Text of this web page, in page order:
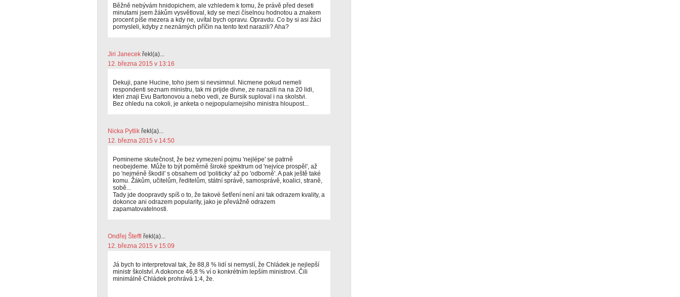
Běžně nebývám hnidopichem, ale vzhledem k tomu, že právě před deseti
minutami jsem žákům vysvětloval, kdy se mezi číselnou hodnotou a znakem
procent píše mezera a kdy ne, uvítal bych opravu. Opravdu. Co by si asi žáci
pomysleli, kdyby z neznámých příčin na tento text narazili? Aha?
Jiri Janecek řekl(a)...
12. března 2015 v 13:16
Dekuji, pane Hucine, toho jsem si nevsimnul. Nicmene pokud nemeli
respondenti seznam ministru, tak mi prijde divne, ze narazili na na 20 lidi,
kteri znaji Evu Bartonovou a nebo vedi, ze Bursik suploval i na skolstvi.
Bez ohledu na cokoli, je anketa o nejpopularnejsiho ministra hloupost...
Nicka Pytlik řekl(a)...
12. března 2015 v 14:50
Pomineme skutečnost, že bez vymezení pojmu 'nejlépe' se patrně
neobejdeme. Může to být poměrně široké spektrum od 'nejvíce prospěl', až
po 'nejméně škodil' s obsahem od 'politicky' až po 'odborně'. A pak ještě také
komu. Žákům, učitelům, ředitelům, státní správě, samosprávě, koalici, straně,
sobě...
Tady jde doopravdy spíš o to, že takové šetření není ani tak odrazem kvality, a
dokonce ani odrazem popularity, jako je převážně odrazem
zapamatovatelnosti.
Ondřej Šteffl řekl(a)...
12. března 2015 v 15:09
Já bych to interpretoval tak, že 88,8 % lidí si nemyslí, že Chládek je nejlepší
ministr školství. A dokonce 46,8 % ví o konkrétním lepším ministrovi. Čili
minimálně Chládek prohrává 1:4, že.